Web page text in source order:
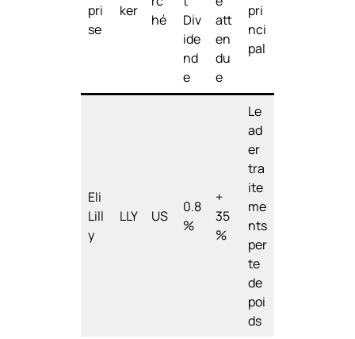
pri
se
ker
hé
Div
ide
nd
e
att
en
du
e
pri
nci
pal
Eli
Lill
y
LLY US
0.8
%
+
35
%
Le
ad
er
tra
ite
me
nts
per
te
de
poi
ds